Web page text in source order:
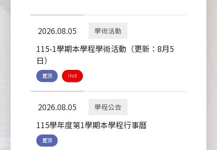
2026.08.05 學術活動
115-1學期本學程學術活動（更新：8月5
日）
置頂 Hot
2026.08.05 學程公告
115學年度第1學期本學程行事曆
置頂